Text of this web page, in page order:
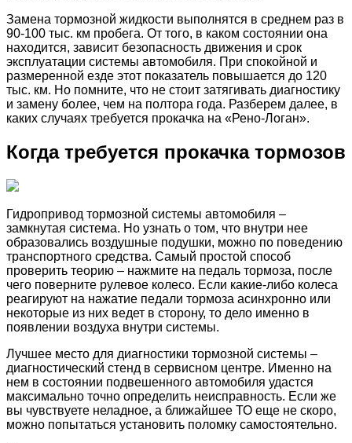
Замена тормозной жидкости выполнятся в среднем раз в
90-100 тыс. км пробега. От того, в каком состоянии она
находится, зависит безопасность движения и срок
эксплуатации системы автомобиля. При спокойной и
размеренной езде этот показатель повышается до 120
тыс. км. Но помните, что не стоит затягивать диагностику
и замену более, чем на полтора года. Разберем далее, в
каких случаях требуется прокачка на «Рено-Логан».
Когда требуется прокачка тормозов
Гидропривод тормозной системы автомобиля –
замкнутая система. Но узнать о том, что внутри нее
образовались воздушные подушки, можно по поведению
транспортного средства. Самый простой способ
проверить теорию – нажмите на педаль тормоза, после
чего поверните рулевое колесо. Если какие-либо колеса
реагируют на нажатие педали тормоза асинхронно или
некоторые из них ведет в сторону, то дело именно в
появлении воздуха внутри системы.
Лучшее место для диагностики тормозной системы –
диагностический стенд в сервисном центре. Именно на
нем в состоянии подвешенного автомобиля удастся
максимально точно определить неисправность. Если же
вы чувствуете неладное, а ближайшее ТО еще не скоро,
можно попытаться установить поломку самостоятельно.